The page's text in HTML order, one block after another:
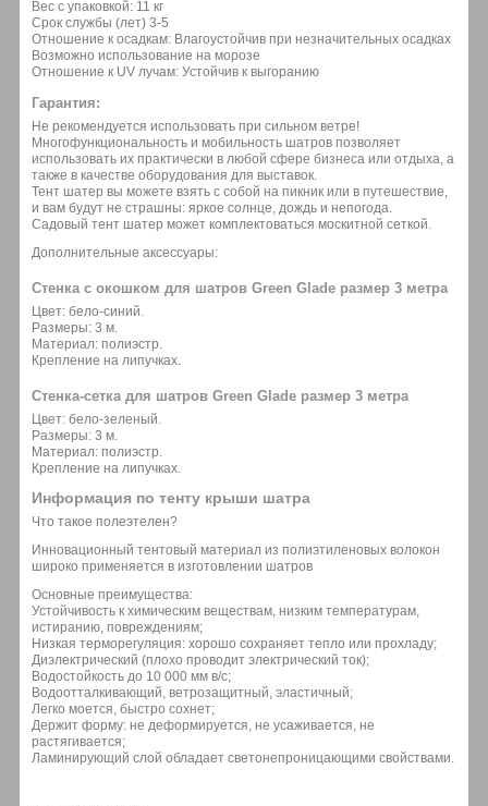
Вес с упаковкой: 11 кг
Срок службы (лет) 3-5
Отношение к осадкам: Влагоустойчив при незначительных осадках
Возможно использование на морозе
Отношение к UV лучам: Устойчив к выгоранию
Гарантия:
Не рекомендуется использовать при сильном ветре!
Многофункциональность и мобильность шатров позволяет
использовать их практически в любой сфере бизнеса или отдыха, а
также в качестве оборудования для выставок.
Тент шатер вы можете взять с собой на пикник или в путешествие,
и вам будут не страшны: яркое солнце, дождь и непогода.
Садовый тент шатер может комплектоваться москитной сеткой.
Дополнительные аксессуары:
Стенка с окошком для шатров Green Glade размер 3 метра
Цвет: бело-синий.
Размеры: 3 м.
Материал: полиэстр.
Крепление на липучках.
Стенка-сетка для шатров Green Glade размер 3 метра
Цвет: бело-зеленый.
Размеры: 3 м.
Материал: полиэстр.
Крепление на липучках.
Информация по тенту крыши шатра
Что такое полеэтелен?
Инновационный тентовый материал из полиэтиленовых волокон
широко применяется в изготовлении шатров
Основные преимущества:
Устойчивость к химическим веществам, низким температурам,
истиранию, повреждениям;
Низкая терморегуляция: хорошо сохраняет тепло или прохладу;
Диэлектрический (плохо проводит электрический ток);
Водостойкость до 10 000 мм в/с;
Водоотталкивающий, ветрозащитный, эластичный;
Легко моется, быстро сохнет;
Держит форму: не деформируется, не усаживается, не
растягивается;
Ламинирующий слой обладает светонепроницающими свойствами.